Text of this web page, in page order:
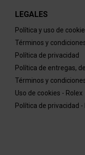
LEGALES
Política y uso de
Términos y
Política de privacidad
Política de entregas,
Términos y
Uso de cookies - Rolex
Política de privacidad -